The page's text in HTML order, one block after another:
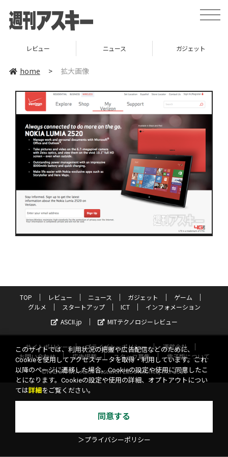
toggle
レビュー ニュース ガジェット
home > 拡大画像
TOP レビュー ニュース ガジェット
ゲーム
グルメ
スタートアップ ICT
インフォメーション
ASCII.jp
MITテクノロジーレビュー
サイトポリシー プライバシーポリシー
運営会社
お問い合わせ
広告掲載 スタッフ募集
電子版について
©KADOKAWA ASCII Research Laboratories, Inc. 2026
このサイトでは、利用状況の把握や広告配信などのために、
Cookieを使用してアクセスデータを取得・利用しています。これ
以降のページに遷移した場合、Cookieの設定や使用に同意したこ
とになります。Cookieの設定や使用の詳細、オプトアウトについ
ては詳細 をご覧ください。
同意する
＞プライバシーポリシー